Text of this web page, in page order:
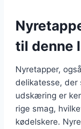
til denne
Nyretapper,
delikatesse, der
udskæring er
rige smag,
kødelskere.